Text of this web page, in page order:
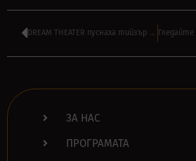
DREAM THEATER пуснаха тийзър за видеото на новата песен ‘The Alien’
ЗА НАС
ПРОГРАМАТА